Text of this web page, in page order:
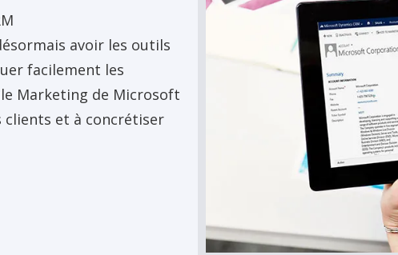
avoir les outils
facilement les
Marketing de Microsoft
clients et à concrétiser